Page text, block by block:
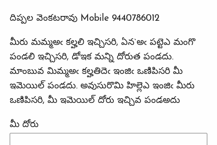
దిప్పల వెంకటరావు Mobile 9440786012
మీరు మమ్మఅఁ కల్హలి ఇచ్చిసరి, ఏన`అఁ పట్టెఎ మంగొ
పండలి ఇచ్చిసరి, డోఇక మన్ని దోరుత పండదు.
మాంబువ మిమ్మఅఁ కల్హతిదెఁ ఇంజిఁ ఒణిపిసరి మీ
ఇమెయిల్‌ పండదు. అవుసురొమి హిల్లెఎ ఇంజిఁ మీరు
ఒణిపిసరి, మీ ఇమెయిల్‌ దోరు ఇచ్చివ పండఅదు
మీ దోరు